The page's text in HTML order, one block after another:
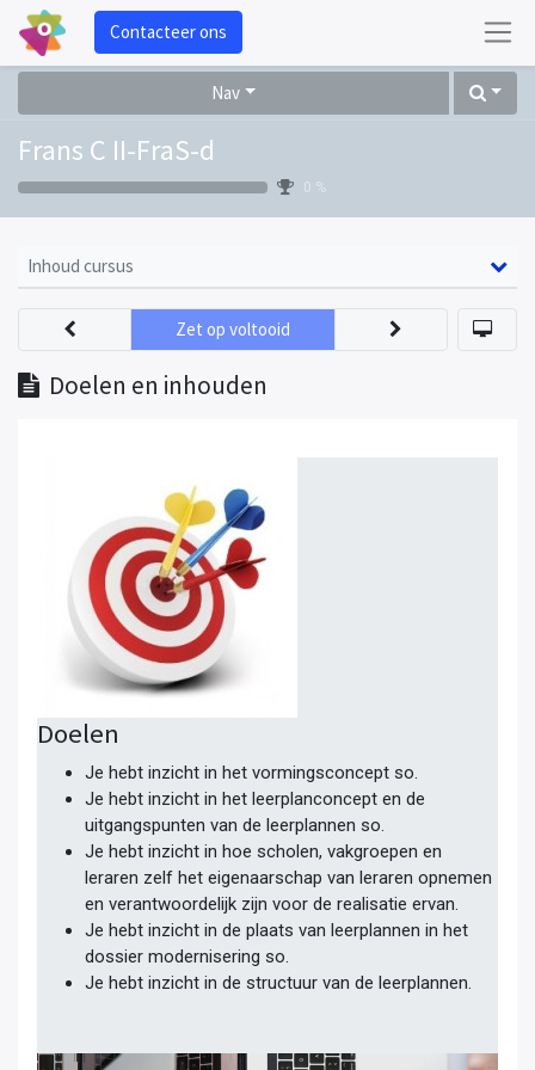
Contacteer ons
Nav
Frans C II-FraS-d
0 %
Inhoud cursus
Doelen en inhouden
Zet op voltooid
Doelen
Je hebt inzicht in het vormingsconcept so.
Je hebt inzicht in het leerplanconcept en de
uitgangspunten van de leerplannen so.
Je hebt inzicht in hoe scholen, vakgroepen en
leraren zelf het eigenaarschap van leraren opnemen
en verantwoordelijk zijn voor de realisatie ervan.
Je hebt inzicht in de plaats van leerplannen in het
dossier modernisering so.
Je hebt inzicht in de structuur van de leerplannen.